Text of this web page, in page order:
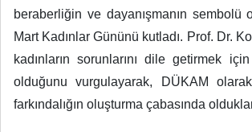
beraberliğin ve dayanışmanın sembolü
Mart Kadınlar Gününü kutladı. Prof. Dr.
kadınların sorunlarını dile getirmek
olduğunu vurgulayarak, DÜKAM
farkındalığın oluşturma çabasında